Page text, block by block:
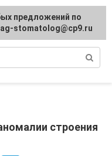
строения
предложений по
stomatolog@cp9.ru